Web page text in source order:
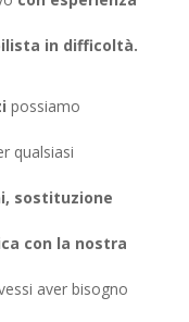
in difficoltà.
possiamo
qualsiasi
sostituzione
con la nostra
aver bisogno